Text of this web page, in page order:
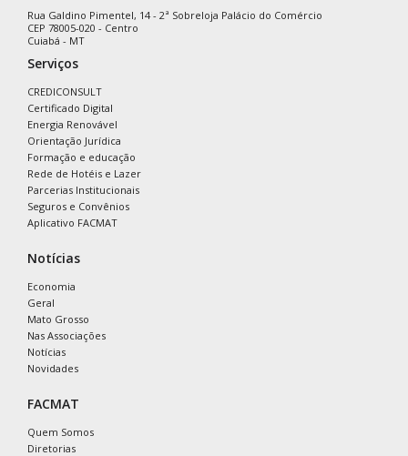
Rua Galdino Pimentel, 14 - 2ª Sobreloja Palácio do Comércio
CEP 78005-020 - Centro
Cuiabá - MT
Serviços
CREDICONSULT
Certificado Digital
Energia Renovável
Orientação Jurídica
Formação e educação
Rede de Hotéis e Lazer
Parcerias Institucionais
Seguros e Convênios
Aplicativo FACMAT
Notícias
Economia
Geral
Mato Grosso
Nas Associações
Notícias
Novidades
FACMAT
Quem Somos
Diretorias